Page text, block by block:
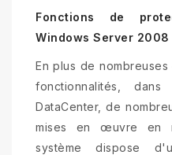
Fonctions de
Windows Server 2008
En plus de
fonctionnalités,
DataCenter, de
mises en œuvre en
système dispose